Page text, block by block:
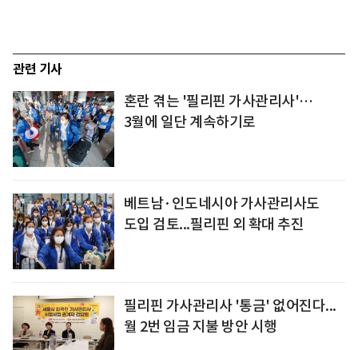
관련 기사
혼란 겪는 '필리핀 가사관리사'…
3월에 일단 계속하기로
베트남·인도네시아 가사관리사도
도입 검토...필리핀 외 확대 추진
필리핀 가사관리사 '통금' 없어진다...
월 2번 임금 지불 방안 시행